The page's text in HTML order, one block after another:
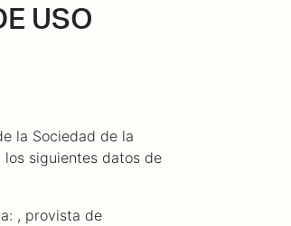
USO
la Sociedad de la
los siguientes datos de
, provista de